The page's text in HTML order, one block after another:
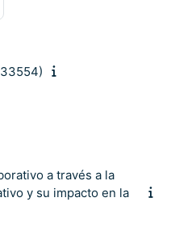
següent
a través a la
y su impacto en la